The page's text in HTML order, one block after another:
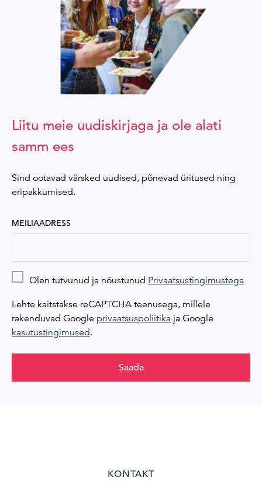
Liitu meie uudiskirjaga ja ole alati
samm ees
Sind ootavad värsked uudised, põnevad üritused ning
eripakkumised.
MEILIAADRESS
Olen tutvunud ja nõustunud Privaatsustingimustega
Lehte kaitstakse reCAPTCHA teenusega, millele
rakenduvad Google privaatsuspoliitika ja Google
kasutustingimused.
Saada
KONTAKT